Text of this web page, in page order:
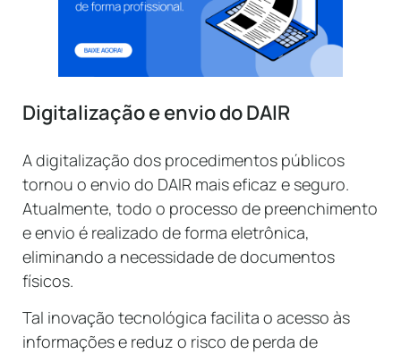
Digitalização e envio do DAIR
A digitalização dos procedimentos públicos
tornou o envio do DAIR mais eficaz e seguro.
Atualmente, todo o processo de preenchimento
e envio é realizado de forma eletrônica,
eliminando a necessidade de documentos
físicos.
Tal inovação tecnológica facilita o acesso às
informações e reduz o risco de perda de